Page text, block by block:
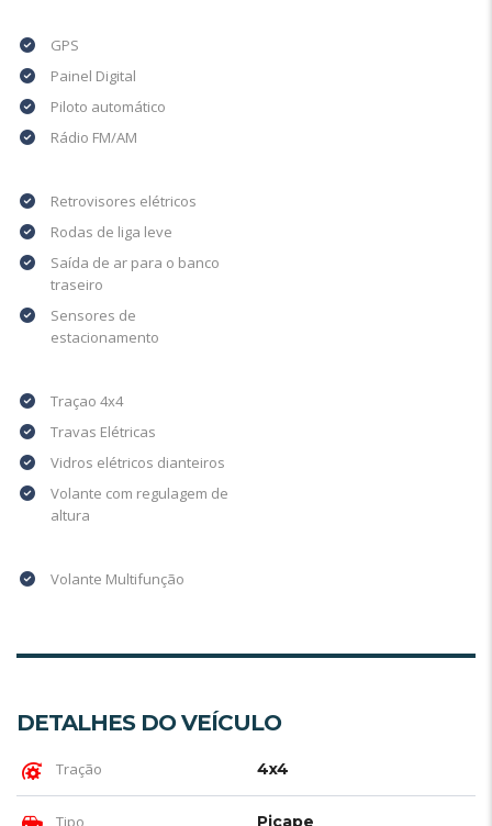
GPS
Painel Digital
Piloto automático
Rádio FM/AM
Retrovisores elétricos
Rodas de liga leve
Saída de ar para o banco
traseiro
Sensores de
estacionamento
Traçao 4x4
Travas Elétricas
Vidros elétricos dianteiros
Volante com regulagem de
altura
Volante Multifunção
DETALHES DO VEÍCULO
Tração 4x4
Tipo Picape